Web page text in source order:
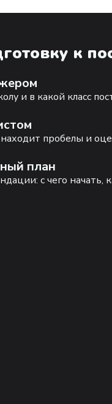
к
и в какой класс
пробелы и
план
с чего начать,